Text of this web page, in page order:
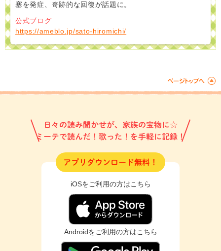
塞を発症、奇跡的な回復が話題に。
公式ブログ
https://ameblo.jp/sato-hiromichi/
日々の読み聞かせが、家族の宝物に☆
ミーテで読んだ！歌った！を手軽に記録！
アプリダウンロード無料！
iOSをご利用の方はこちら
Androidをご利用の方はこちら